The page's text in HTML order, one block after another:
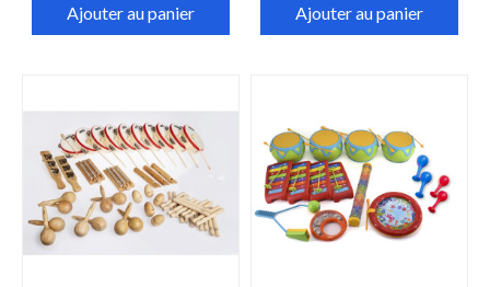
Ajouter au panier Ajouter au panier